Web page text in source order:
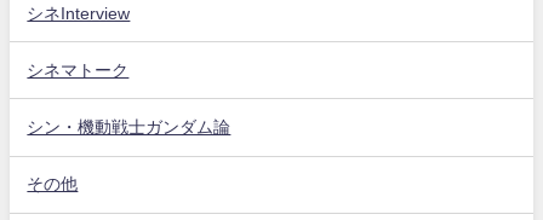
シネInterview
シネマトーク
シン・機動戦士ガンダム論
その他